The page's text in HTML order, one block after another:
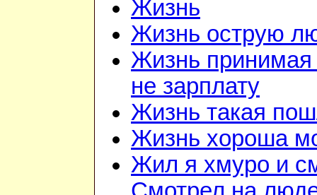
Жизнь
Жизнь острую
Жизнь
не зарплату
Жизнь такая
Жизнь хороша
Жил я хмуро и